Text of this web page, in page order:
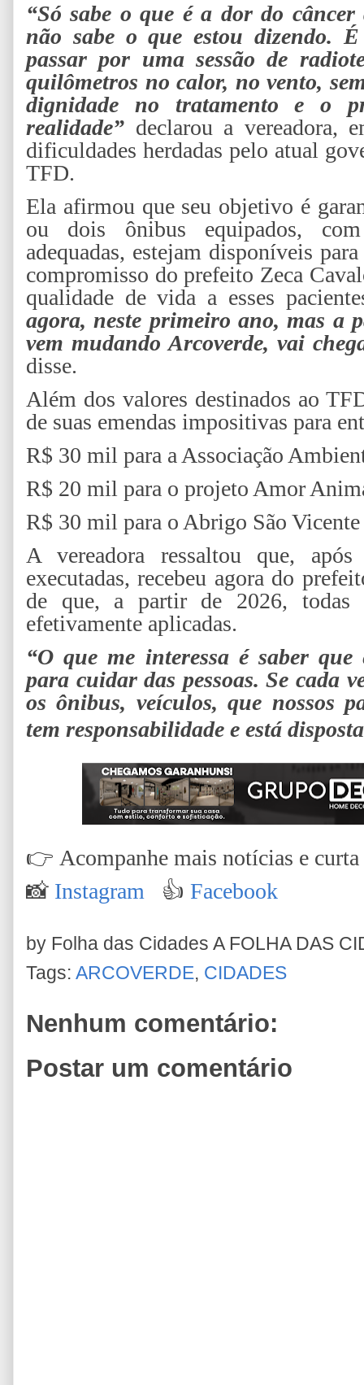
“Só sabe o que é a dor do câncer
não sabe o que estou dizendo.
passar por uma sessão de
quilômetros no calor, no vento,
dignidade no tratamento e o
realidade” declarou a vereadora,
dificuldades herdadas pelo atual
TFD.
Ela afirmou que seu objetivo é
ou dois ônibus equipados,
adequadas, estejam disponíveis
compromisso do prefeito Zeca
qualidade de vida a esses
agora, neste primeiro ano, mas a
vem mudando Arcoverde, vai
disse.
Além dos valores destinados ao
de suas emendas impositivas para
R$ 30 mil para a Associação
R$ 20 mil para o projeto Amor
R$ 30 mil para o Abrigo São
A vereadora ressaltou que,
executadas, recebeu agora do
de que, a partir de 2026, todas
efetivamente aplicadas.
“O que me interessa é saber que
para cuidar das pessoas. Se cada
os ônibus, veículos, que nossos
tem responsabilidade e está
👉 Acompanhe mais notícias e curta
📸 Instagram 👍 Facebook
by Folha das Cidades A FOLHA DAS
Tags: ARCOVERDE, CIDADES
Nenhum comentário:
Postar um comentário